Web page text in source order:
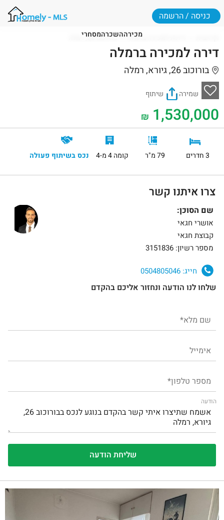
מכירההשכרהמסחרי
כניסה / הרשמה
דירות למכירה ברמלה בורוכוב 26, רמלה
דירה למכירה ברמלה
בורוכוב 26, גיורא, רמלה
שמירה שיתוף
1,530,000
₪
3 חדרים 79 מ"ר קומה 4 מ-4 נכס בשיתוף פעולה
צרו איתנו קשר
שם הסוכן:
אושרי חגאי
קבוצת חגאי
מספר רשיון: 3151836
חייג:
שלחו לנו הודעה ונחזור אליכם בהקדם
הודעה